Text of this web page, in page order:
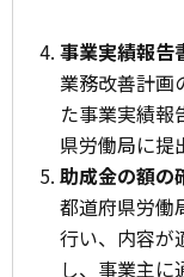
事業実績報告
業務改善計画
た事業実績報
県労働局に提
助成金の額の
都道府県労働
行い、内容が
し、事業主に